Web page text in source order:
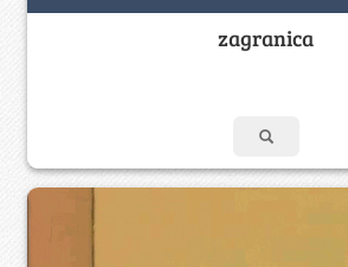
zagranica